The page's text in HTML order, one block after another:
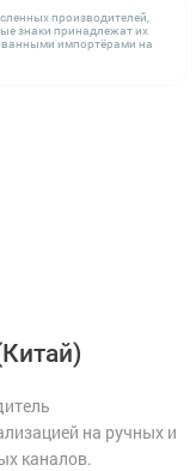
производителей,
знаки принадлежат их
импортёрами на
на ручных и
каналов.